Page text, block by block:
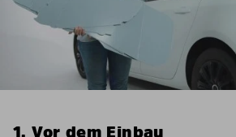
1. Vor dem Einbau